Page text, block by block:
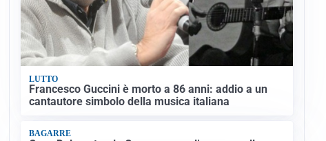
LUTTO
Francesco Guccini è morto a 86 anni: addio a un
cantautore simbolo della musica italiana
BAGARRE